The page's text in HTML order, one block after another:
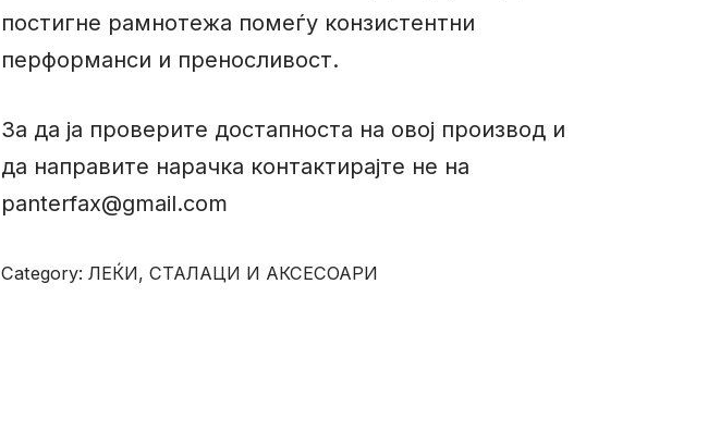
постигне рамнотежа помеѓу конзистентни
перформанси и преносливост.
За да ја проверите достапноста на овој производ и
да направите нарачка контактирајте не на
panterfax@gmail.com
Category: ЛЕЌИ, СТАЛАЦИ И АКСЕСОАРИ